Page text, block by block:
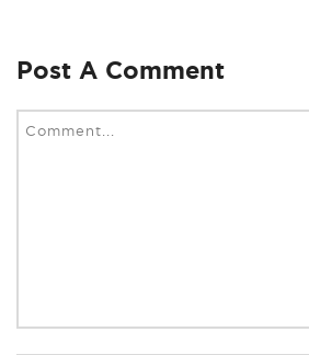
Post A Comment